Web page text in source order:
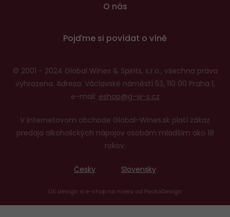
O nás
Pojďme si povídat o víně
© 2001 - 2024 Global Wines & Spirits, s.r.o., všechna práva
vyhrazena. Adresa: Václavské náměstí 53, 110 00 Praha 1,
e-mail: eshop@g-w-s.cz
V internetovom obchode Global-Wines.sk platí zákaz
predaja alkoholických nápojov osobám mladším ako 18
rokov.
Česky Slovensky
UX design a e-shop na mieru od PeckaDesign